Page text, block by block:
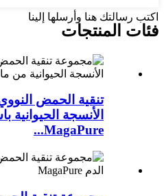
اكتب رسالتك هنا وأرسلها إلينا
فئات المنتجات
تنقية الحمض
الأنسجة الحيوانية
MagaPure...